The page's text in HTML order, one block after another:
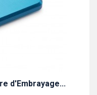
d'Embrayage...